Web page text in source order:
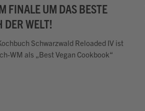
FINALE UM DAS BESTE
DER WELT!
Schwarzwald Reloaded IV ist
WM als „Best Vegan Cookbook“